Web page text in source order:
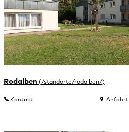
Rodalben
Kontakt Anfahrt